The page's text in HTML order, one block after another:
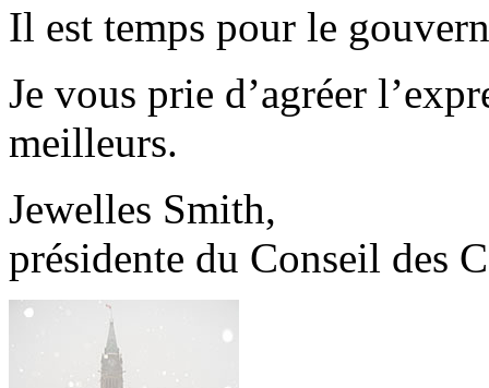
Il est temps pour le
Je vous prie d’agréer
meilleurs.
Jewelles Smith,
présidente du Conseil des